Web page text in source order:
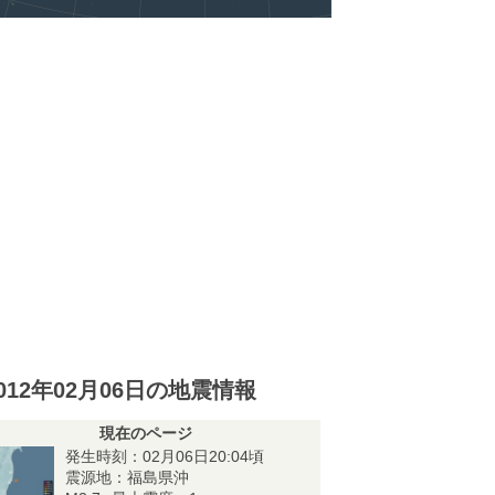
年02月06日の地震情報
現在のページ
発生時刻：02月06日20:04頃
震源地：福島県沖